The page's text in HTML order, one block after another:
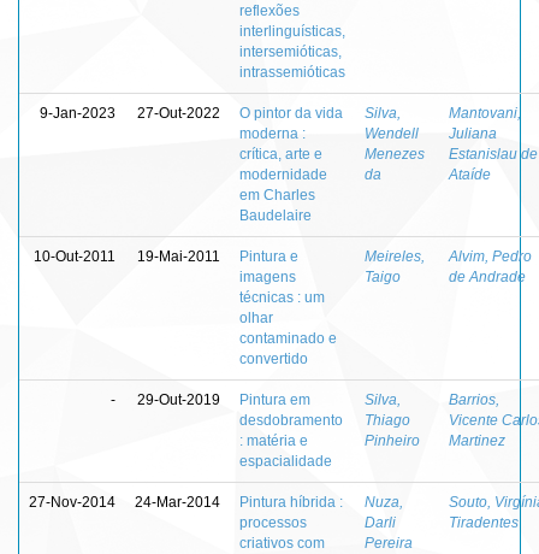
reflexões
interlinguísticas,
intersemióticas,
intrassemióticas
9-Jan-2023 27-Out-2022
O pintor da vida
moderna :
crítica, arte e
modernidade
em Charles
Baudelaire
Silva,
Wendell
Menezes
da
Mantovani,
Juliana
Estanislau de
Ataíde
10-Out-2011 19-Mai-2011
Pintura e
imagens
técnicas : um
olhar
contaminado e
convertido
Meireles,
Taigo
Alvim, Pedro
de Andrade
- 29-Out-2019
Pintura em
desdobramento
: matéria e
espacialidade
Silva,
Thiago
Pinheiro
Barrios,
Vicente
Martinez
27-Nov-2014 24-Mar-2014
Pintura híbrida :
processos
criativos com
Nuza,
Darli
Pereira
Souto,
Tiradentes